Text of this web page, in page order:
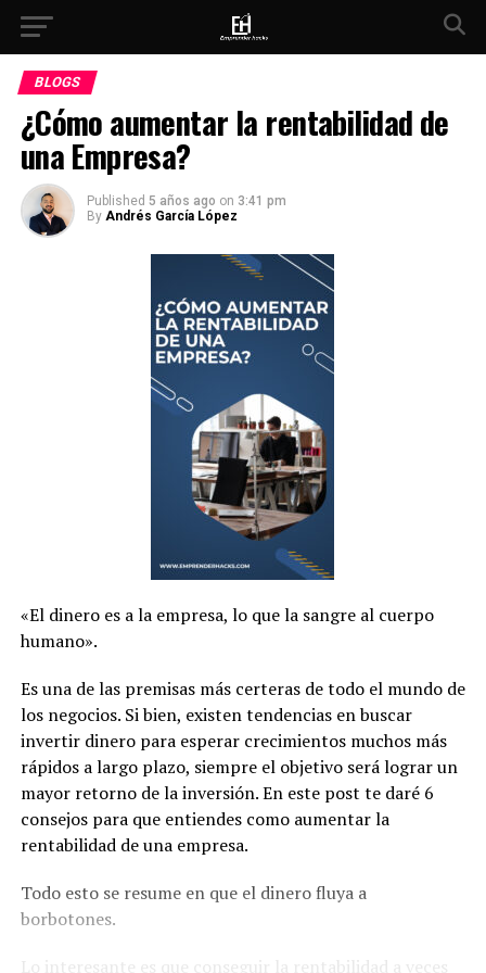
BLOGS
¿Cómo aumentar la rentabilidad de
una Empresa?
Published 5 años ago on 3:41 pm
By Andrés García López
«El dinero es a la empresa, lo que la sangre al cuerpo
humano».
Es una de las premisas más certeras de todo el mundo de
los negocios. Si bien, existen tendencias en buscar
invertir dinero para esperar crecimientos muchos más
rápidos a largo plazo, siempre el objetivo será lograr un
mayor retorno de la inversión. En este post te daré 6
consejos para que entiendes como aumentar la
rentabilidad de una empresa.
Todo esto se resume en que el dinero fluya a
borbotones.
Lo interesante es que conseguir la rentabilidad a veces